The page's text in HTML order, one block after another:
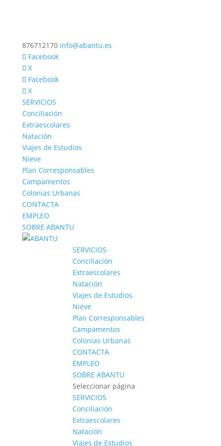
876712170 info@abantu.es
Facebook
X
Facebook
X
SERVICIOS
Conciliación
Extraescolares
Natación
Viajes de Estudios
Nieve
Plan Corresponsables
Campamentos
Colonias Urbanas
CONTACTA
EMPLEO
SOBRE ABANTU
SERVICIOS
Conciliación
Extraescolares
Natación
Viajes de Estudios
Nieve
Plan Corresponsables
Campamentos
Colonias Urbanas
CONTACTA
EMPLEO
SOBRE ABANTU
Seleccionar página
SERVICIOS
Conciliación
Extraescolares
Natación
Viajes de Estudios